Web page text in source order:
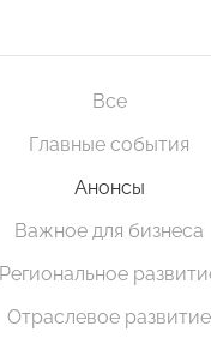
Все
Главные события
Анонсы
Важное для бизнеса
Региональное
Отраслевое развитие